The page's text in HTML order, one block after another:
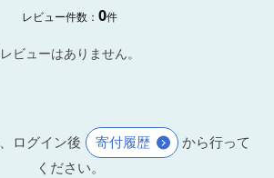
レビュー件数：0件
レビューはありません。
ログイン後 寄付履歴
から行って
ください。